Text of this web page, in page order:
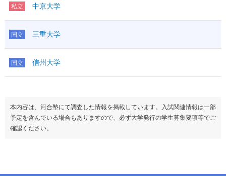
私立 中京大学
国立 三重大学
国立 信州大学
本内容は、河合塾にて調査した情報を掲載しています。入試関連情報は一部
予定を含んでいる場合もありますので、必ず大学発行の学生募集要項等でご
確認ください。